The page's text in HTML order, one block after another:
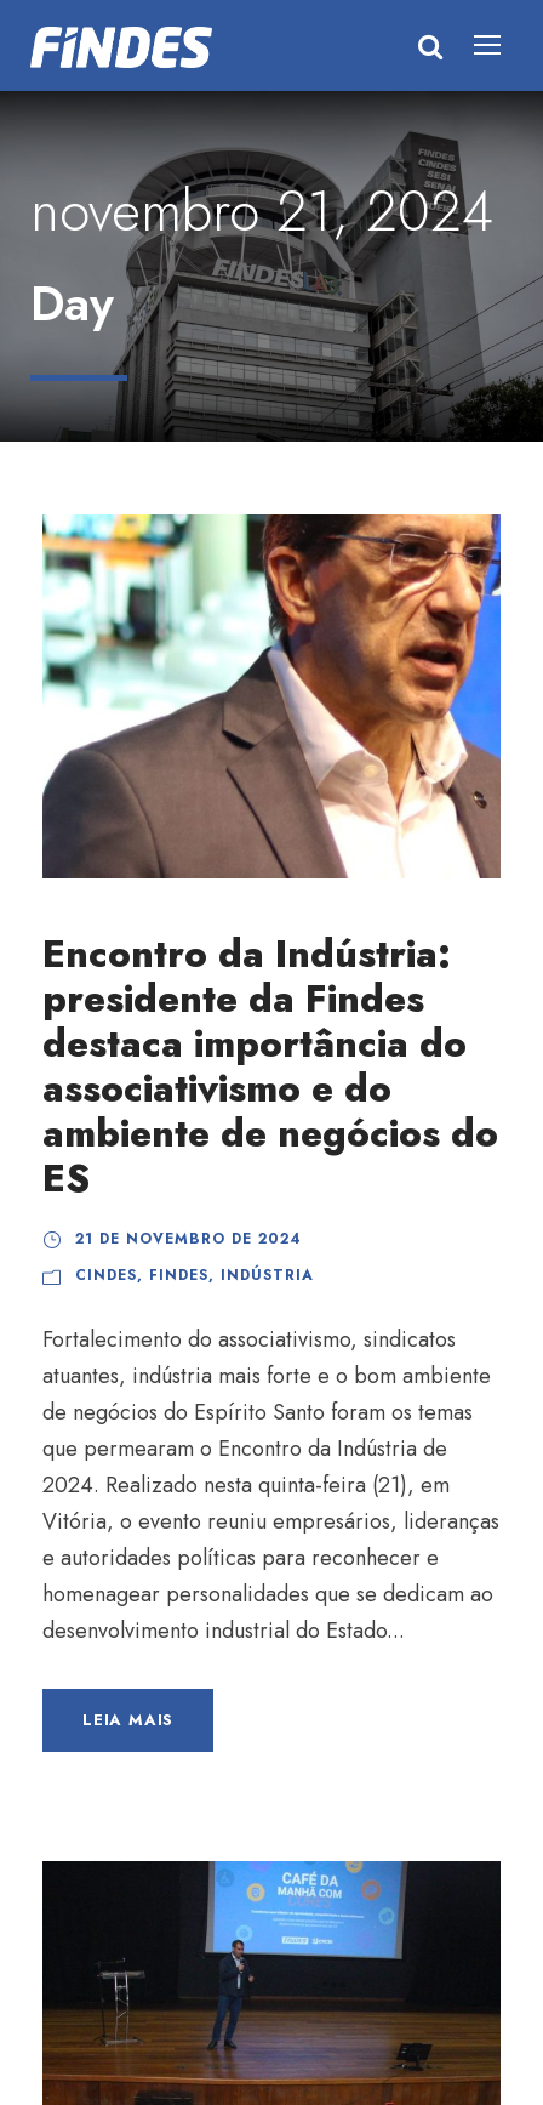
novembro 21, 2024
Day
Encontro da Indústria:
presidente da Findes
destaca importância do
associativismo e do
ambiente de negócios do
ES
21 DE NOVEMBRO DE 2024
CINDES, FINDES, INDÚSTRIA
Fortalecimento do associativismo, sindicatos
atuantes, indústria mais forte e o bom ambiente
de negócios do Espírito Santo foram os temas
que permearam o Encontro da Indústria de
2024. Realizado nesta quinta-feira (21), em
Vitória, o evento reuniu empresários, lideranças
e autoridades políticas para reconhecer e
homenagear personalidades que se dedicam ao
desenvolvimento industrial do Estado...
LEIA MAIS